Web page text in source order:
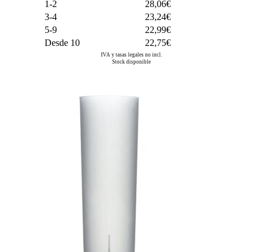
1-2
28,06€
3-4
23,24€
5-9
22,99€
Desde 10
22,75€
IVA y tasas legales no incl.
Stock disponible